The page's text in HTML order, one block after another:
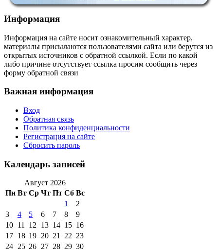
Информация
Информация на сайте носит ознакомительный характер,
материалы присылаются пользователями сайта или берутся из
открытых источников с обратной ссылкой. Если по какой
либо причине отсутствует ссылка просим сообщить через
форму обратной связи
Важная информация
Вход
Обратная связь
Политика конфиденциальности
Регистрация на сайте
Сбросить пароль
Календарь записей
Август 2026
Пн Вт Ср Чт Пт Сб Вс
1
2
3
4 5 6 7 8
9
10 11 12 13 14 15 16
17 18 19 20 21 22 23
24 25 26 27 28 29 30